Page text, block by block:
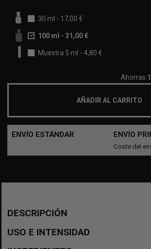
30 ml - 17,00 €
100 ml - 31,00 €
Muestra 5 ml - 4,80 €
Ahorras
AÑADIR AL CARRITO
ENVÍO ESTÁNDAR ENVÍO
Coste del
DESCRIPCIÓN
USO E INTENSIDAD